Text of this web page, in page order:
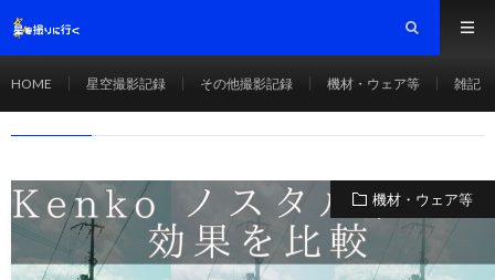
HOME 星空撮影記録 その他撮影記録 機材・ウェア等 雑記
HOME
機材・ウェア等